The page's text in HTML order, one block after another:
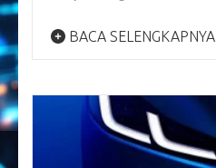
BACA SELENGKAPNYA